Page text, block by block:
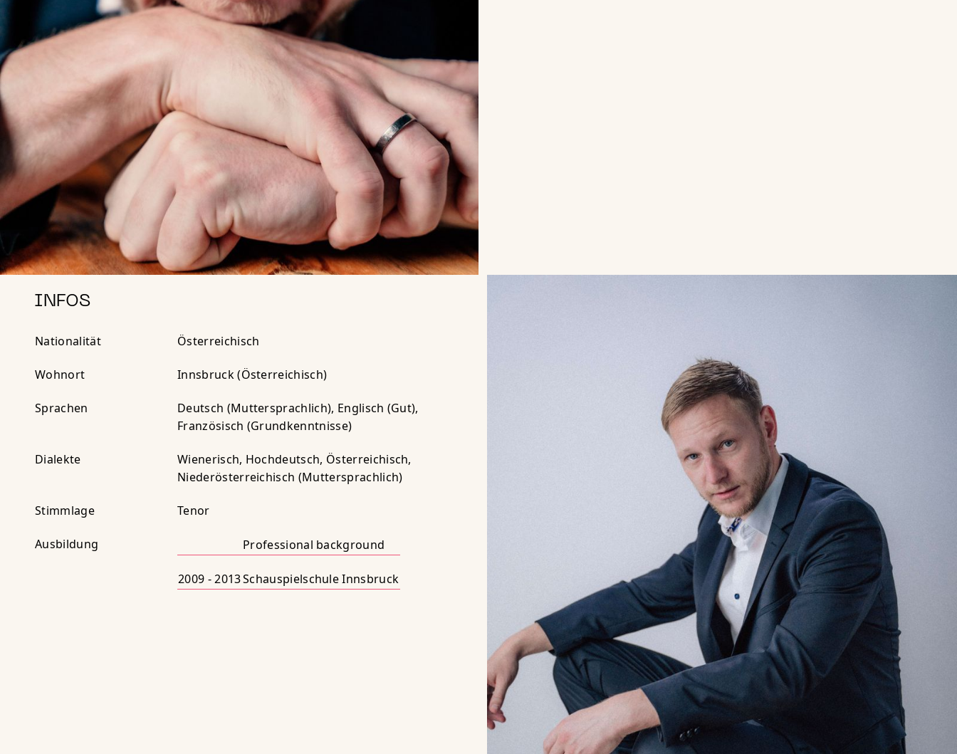
INFOS
Nationalität Österreichisch
Wohnort Innsbruck (Österreichisch)
Sprachen
Deutsch (Muttersprachlich), Englisch (Gut),
Französisch (Grundkenntnisse)
Dialekte
Wienerisch, Hochdeutsch, Österreichisch,
Niederösterreichisch (Muttersprachlich)
Stimmlage Tenor
Ausbildung Professional background
2009 - 2013Schauspielschule Innsbruck